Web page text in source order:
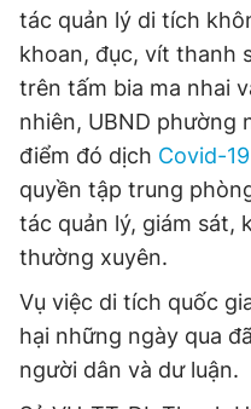
tác quản lý di tích
khoan, đục, vít thanh
trên tấm bia ma nhai
nhiên, UBND phường
điểm đó dịch Covid-19
quyền tập trung
tác quản lý, giám sát,
thường xuyên.
Vụ việc di tích quốc
hại những ngày qua
người dân và dư luận.